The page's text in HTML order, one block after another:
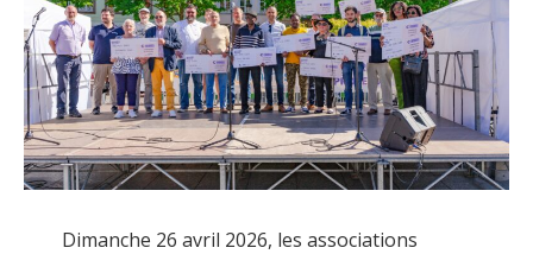
Dimanche 26 avril 2026, les associations